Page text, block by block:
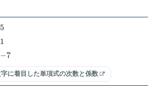
5
1
7
に着目した単項式の次数と係数